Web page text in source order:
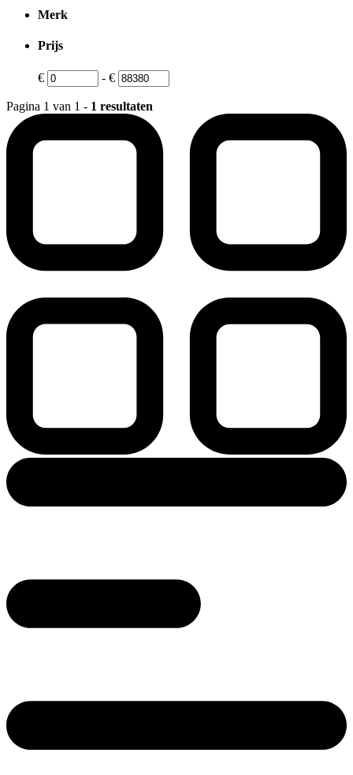
Merk
Prijs
€ - €
Pagina 1 van 1 - 1 resultaten